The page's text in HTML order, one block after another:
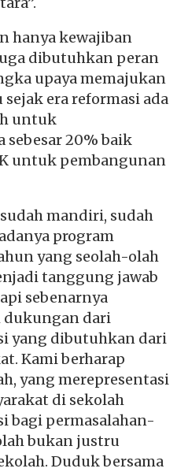
hanya kewajiban
dibutuhkan peran
upaya memajukan
era reformasi ada
untuk
sebesar 20% baik
untuk pembangunan
mandiri, sudah
program
yang seolah-olah
tanggung jawab
sebenarnya
dari
yang dibutuhkan dari
Kami berharap
yang merepresentasi
di sekolah
bagi permasalahan-
bukan justru
Duduk bersama